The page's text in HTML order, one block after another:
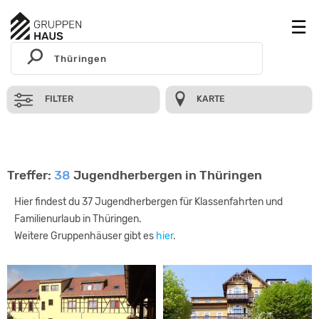
FILTER KARTE
Treffer: 38 Jugendherbergen in Thüringen
Hier findest du 37 Jugendherbergen für Klassenfahrten und
Familienurlaub in Thüringen.
Weitere Gruppenhäuser gibt es hier.